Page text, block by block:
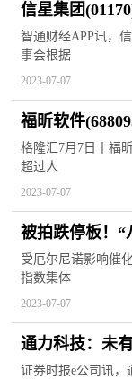
信星集团
智通财经APP讯，
事会根据
2023-07-07
福昕软件
有资金进行现
格隆汇7月7日丨福
超过人
2023-07-07
被拍跌停板！“
包揽买入前五
受厄尔尼诺影响催
指数集体
2023-07-07
通力科技：未
器
证券时报e公司讯，